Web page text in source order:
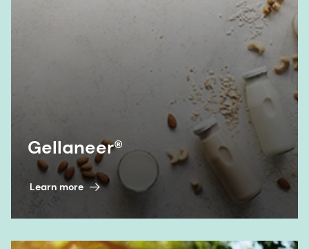
Gellaneer®
Learn more